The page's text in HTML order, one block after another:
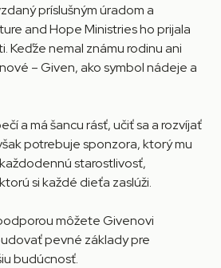
príslušným úradom a
and Hope Ministries ho prijala
Keďže nemal známu rodinu ani
– Given, ako symbol nádeje a
a má šancu rásť, učiť sa a rozvíjať
potrebuje sponzora, ktorý mu
starostlivosť,
si každé dieťa zaslúži.
môžete Givenovi
pevné základy pre
budúcnosť.